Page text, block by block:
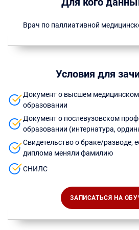
Врач по паллиативной
Условия для
Документ о высшем
образовании
Документ о послевузовском
образовании (интернатура,
Свидетельство о браке/разводе,
диплома меняли фамилию
СНИЛС
ЗАПИСАТЬСЯ НА